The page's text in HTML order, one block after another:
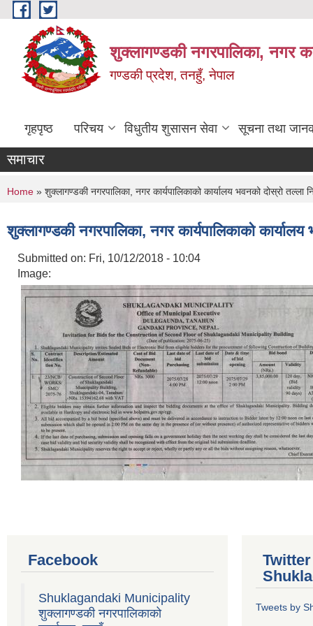
Skip to main content
शुक्लागण्डकी नगरपालिका, नगर
गण्डकी प्रदेश, तनहुँ, नेपाल
गृहपृष्ठ परिचय विधुतीय शुसासन सेवा सूचना तथा
समाचार
You are here
Home » शुक्लागण्डकी नगरपालिका, नगर कार्यपालिकाको कार्यालय भवनको दोस्रो तल्ला
शुक्लागण्डकी नगरपालिका, नगर कार्यपालिकाको
Submitted on: Fri, 10/12/2018 - 10:04
Image:
Facebook
Shuklagandaki Municipality
शुक्लागण्डकी नगरपालिकाको
Tweets by